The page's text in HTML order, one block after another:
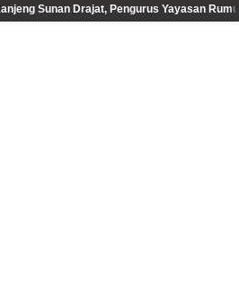
Sunan Drajat, Pengurus Yayasan